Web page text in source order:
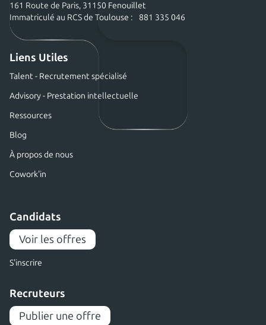
161 Route de Paris, 31150 Fenouillet
Immatriculé au RCS de Toulouse : 881 335 046
Liens Utiles
Talent - Recrutement spécialisé
Advisory - Prestation intellectuelle
Ressources
Blog
À propos de nous
Cowork'in
Candidats
Voir les offres
S'inscrire
Recruteurs
Publier une offre